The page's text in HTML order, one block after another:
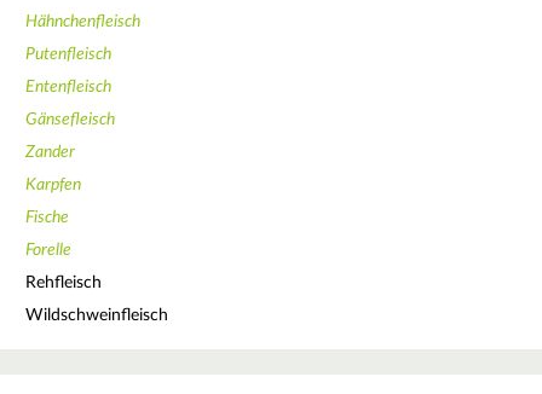
Hähnchenfleisch
Putenfleisch
Entenfleisch
Gänsefleisch
Zander
Karpfen
Fische
Forelle
Rehfleisch
Wildschweinfleisch